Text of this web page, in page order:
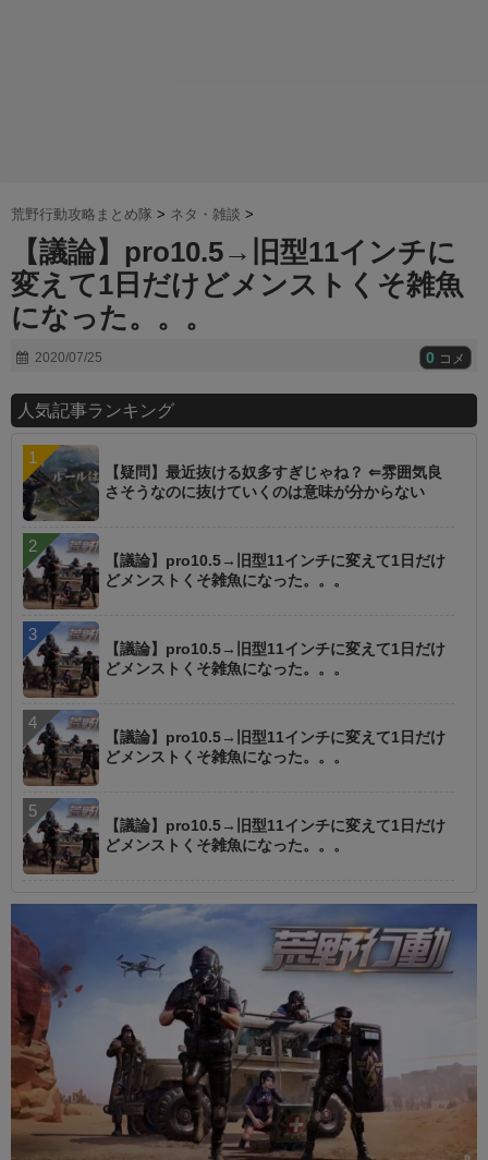
荒野行動攻略まとめ隊 > ネタ・雑談 >
【議論】pro10.5→旧型11インチに
変えて1日だけどメンストくそ雑魚
になった。。。
2020/07/25 0 コメ
人気記事ランキング
【疑問】最近抜ける奴多すぎじゃね？ ⇐雰囲気良
さそうなのに抜けていくのは意味が分からない
【議論】pro10.5→旧型11インチに変えて1日だけ
どメンストくそ雑魚になった。。。
【議論】pro10.5→旧型11インチに変えて1日だけ
どメンストくそ雑魚になった。。。
【議論】pro10.5→旧型11インチに変えて1日だけ
どメンストくそ雑魚になった。。。
【議論】pro10.5→旧型11インチに変えて1日だけ
どメンストくそ雑魚になった。。。